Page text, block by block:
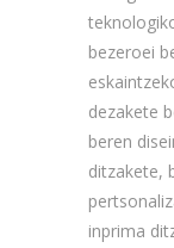
bezeroei
dezakete
beren
ditzakete,
inprima